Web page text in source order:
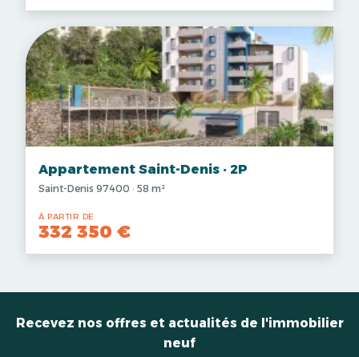
Appartement Saint-Denis · 2P
Saint-Denis 97400 · 58 m²
À PARTIR DE
332 350 €
Recevez nos offres et actualités de l'immobilier
neuf